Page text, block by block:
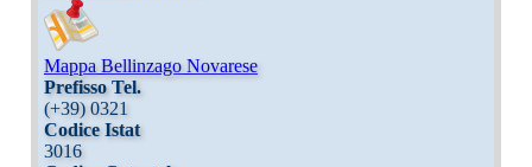
Mappa Bellinzago Novarese
Prefisso Tel.
(+39) 0321
Codice Istat
3016